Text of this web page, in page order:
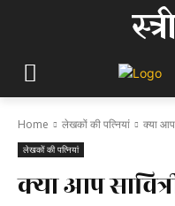
Home लेखकों की पत्नियां क्या आप
लेखकों की पत्नियां
क्या आप